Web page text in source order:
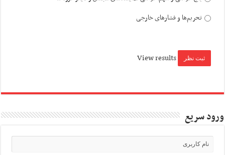
تحریم‌ها و فشارهای خارجی
View results
ورود سریع